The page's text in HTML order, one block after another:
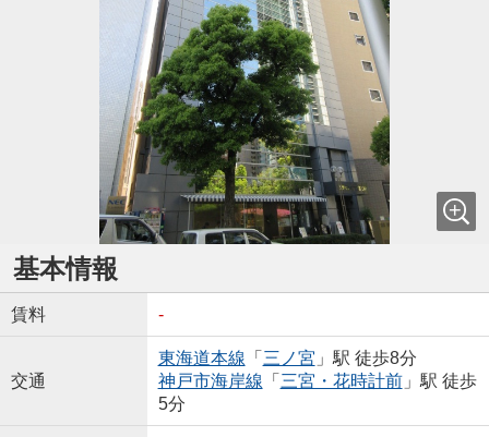
基本情報
賃料 -
交通
東海道本線 「 三ノ宮 」駅 徒歩8分
神戸市海岸線 「 三宮・花時計前」駅 徒歩
5分